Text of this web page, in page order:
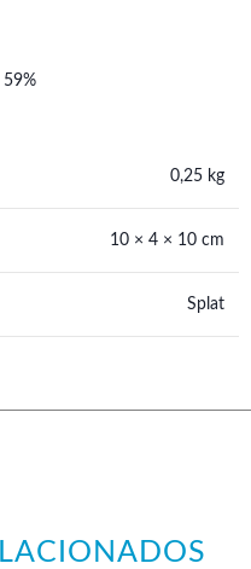
59%
0,25 kg
10 × 4 × 10 cm
Splat